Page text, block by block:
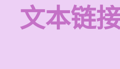
文本链接